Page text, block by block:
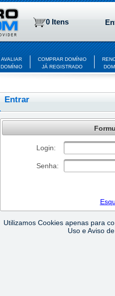
0 Itens
AVALIAR
DOMÍNIO
COMPRAR DOMÍNIO
JÁ REGISTRADO
Entrar
Login:
Senha:
Utilizamos Cookies apenas para
Uso e Aviso